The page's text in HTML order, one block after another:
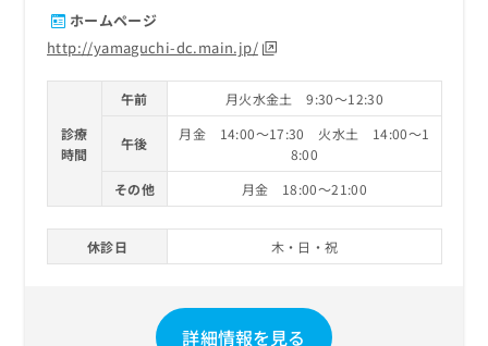
ホームページ
http://yamaguchi-dc.main.jp/
診療
時間
午前 月火水金土 9:30～12:30
午後
月金 14:00～17:30 火水土 14:00～1
8:00
その他
月金 18:00～21:00
休診日 木・日・祝
詳細情報を見る